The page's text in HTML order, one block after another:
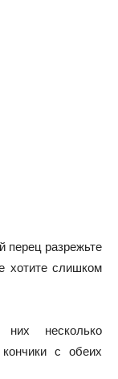
перец разрежьте
хотите слишком
несколько
с обеих